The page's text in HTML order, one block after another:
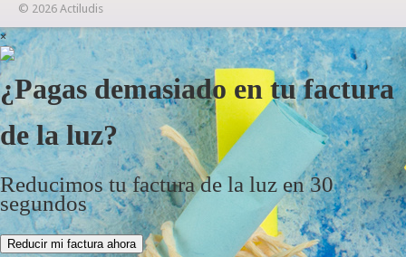
© 2026 Actiludis
×
¿Pagas demasiado en tu factura
de la luz?
Reducimos tu factura de la luz en 30
segundos
Reducir mi factura ahora